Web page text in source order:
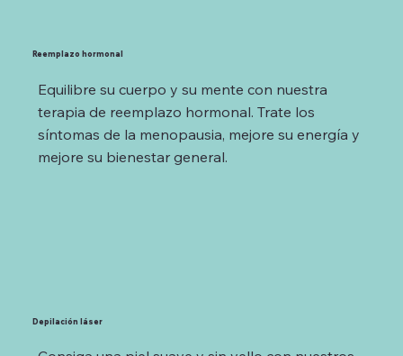
Reemplazo hormonal
Equilibre su cuerpo y su mente con nuestra
terapia de reemplazo hormonal. Trate los
síntomas de la menopausia, mejore su energía y
mejore su bienestar general.
Depilación láser